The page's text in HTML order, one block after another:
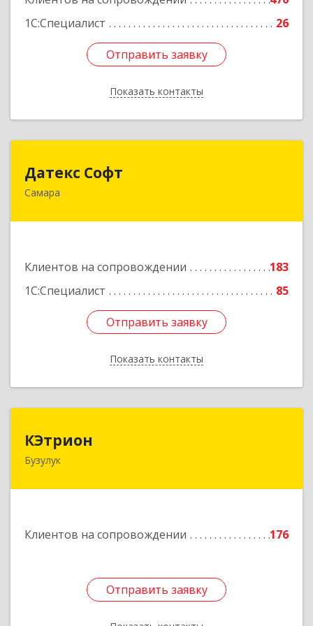
1С:Специалист
26
Отправить заявку
Показать контакты
Отправить заявку
Назад
Датекс Софт
Самара
Клиентов на сопровождении
183
1С:Специалист
85
Отправить заявку
Показать контакты
443070, Самарская обл, Самара г, Партизанская
Отправить заявку
Назад
КЭтрион
Бузулук
Клиентов на сопровождении 176
Отправить заявку
461040, Оренбургская обл, Бузулук г, Пушкина
Отправить заявку